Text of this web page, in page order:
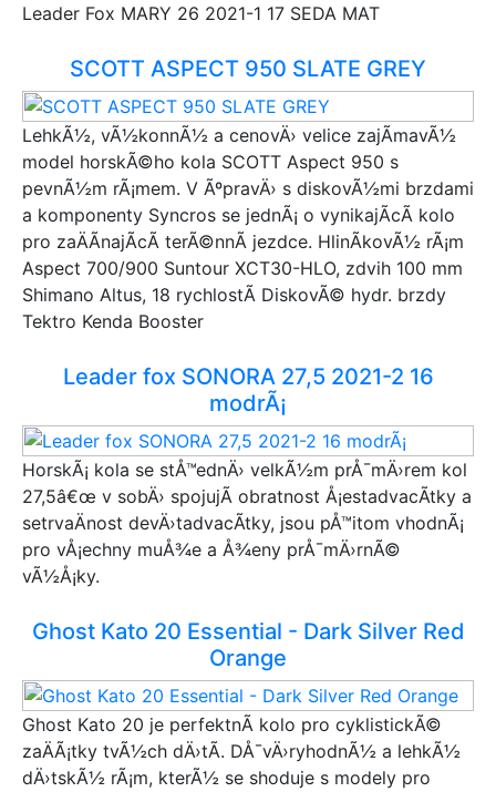
Leader Fox MARY 26 2021-1 17 SEDA MAT
SCOTT ASPECT 950 SLATE GREY
LehkÃ½, vÃ½konnÃ½ a cenovÄ› velice zajÃ­mavÃ½
model horskÃ©ho kola SCOTT Aspect 950 s
pevnÃ½m rÃ¡mem. V ÃºpravÄ› s diskovÃ½mi brzdami
a komponenty Syncros se jednÃ¡ o vynikajÃ­cÃ­ kolo
pro zaÄÃ­najÃ­cÃ­ terÃ©nnÃ­ jezdce. HlinÃ­kovÃ½ rÃ¡m
Aspect 700/900 Suntour XCT30-HLO, zdvih 100 mm
Shimano Altus, 18 rychlostÃ­ DiskovÃ© hydr. brzdy
Tektro Kenda Booster
Leader fox SONORA 27,5 2021-2 16
modrÃ¡
HorskÃ¡ kola se stÅ™ednÄ› velkÃ½m prÅ¯mÄ›rem kol
27,5â€œ v sobÄ› spojujÃ­ obratnost Å¡estadvacÃ­tky a
setrvaÄnost devÄ›tadvacÃ­tky, jsou pÅ™itom vhodnÃ¡
pro vÅ¡echny muÅ¾e a Å¾eny prÅ¯mÄ›rnÃ©
vÃ½Å¡ky.
Ghost Kato 20 Essential - Dark Silver Red
Orange
Ghost Kato 20 je perfektnÃ­ kolo pro cyklistickÃ©
zaÄÃ¡tky tvÃ½ch dÄ›tÃ­. DÅ¯vÄ›ryhodnÃ½ a lehkÃ½
dÄ›tskÃ½ rÃ¡m, kterÃ½ se shoduje s modely pro